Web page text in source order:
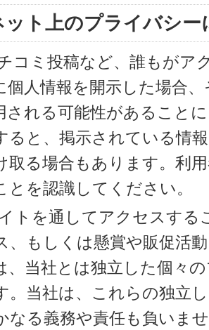
ト上のプライバシー
コミ投稿など、誰もがア
個人情報を開示した場合
される可能性があること
ると、掲示されている情
取る場合もあります。利
とを認識してください。
トを通してアクセスする
、もしくは懸賞や販促活
、当社とは独立した個々
。当社は、これらの独立
なる義務や責任も負いま